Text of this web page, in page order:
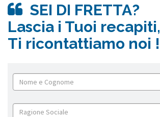
SEI DI FRETTA?
Lascia i Tuoi recapiti,
Ti ricontattiamo noi !